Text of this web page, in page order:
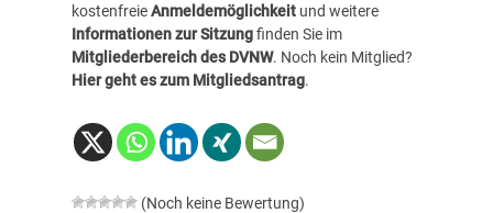
kostenfreieAnmeldemöglichkeit und weitere
Informationen zur Sitzungfinden Sie im
Mitgliederbereich des DVNW. Noch kein Mitglied?
Hier geht es zum Mitgliedsantrag.
(Noch keine Bewertung)